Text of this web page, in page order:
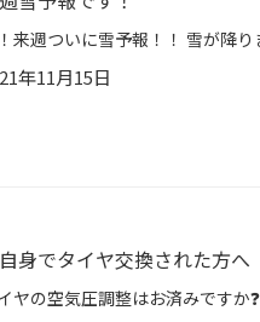
年11月15日
身でタイヤ交換された方へ